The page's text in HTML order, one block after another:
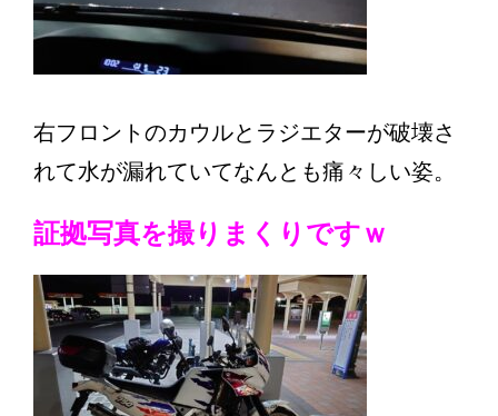
右フロントのカウルとラジエターが破壊さ
れて水が漏れていてなんとも痛々しい姿。
証拠写真を撮りまくりですｗ